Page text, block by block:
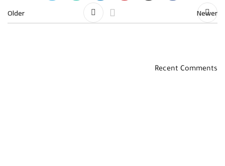
Newer
Older
Recent Comments